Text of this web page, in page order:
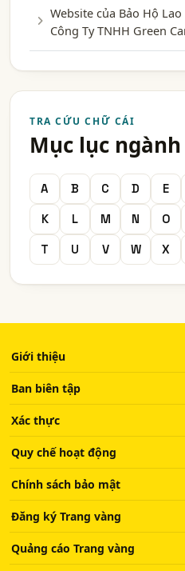
Website của Bảo Hộ
Công Ty TNHH Green
TRA CỨU CHỮ CÁI
Mục lục
A B C D E
K
L M N O
T
U V W X
Giới thiệu
Ban biên tập
Xác thực
Quy chế hoạt động
Chính sách bảo mật
Đăng ký Trang vàng
Quảng cáo Trang vàng